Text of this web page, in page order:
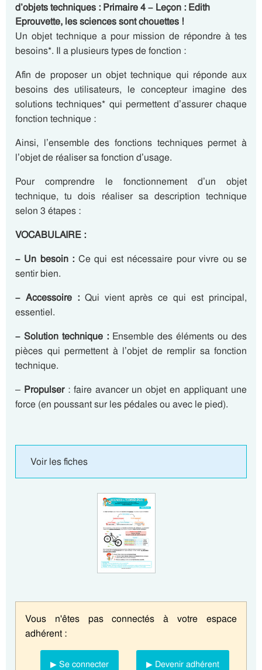
d’objets techniques : Primaire 4 – Leçon : Edith
Eprouvette, les sciences sont chouettes !
Un objet technique a pour mission de répondre à tes
besoins*. Il a plusieurs types de fonction :
Afin de proposer un objet technique qui réponde aux
besoins des utilisateurs, le concepteur imagine des
solutions techniques* qui permettent d’assurer chaque
fonction technique :
Ainsi, l’ensemble des fonctions techniques permet à
l’objet de réaliser sa fonction d’usage.
Pour comprendre le fonctionnement d’un objet
technique, tu dois réaliser sa description technique
selon 3 étapes :
VOCABULAIRE :
– Un besoin : Ce qui est nécessaire pour vivre ou se
sentir bien.
– Accessoire : Qui vient après ce qui est principal,
essentiel.
– Solution technique : Ensemble des éléments ou des
pièces qui permettent à l’objet de remplir sa fonction
technique.
– Propulser: faire avancer un objet en appliquant une
force (en poussant sur les pédales ou avec le pied).
Voir les fiches
Vous n'êtes pas connectés à votre espace
adhérent :
▶ Se connecter ▶ Devenir adhérent